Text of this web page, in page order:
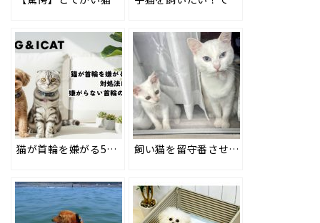
猫が首輪を嫌がる5つの理由と対処法は？嫌がらない首輪の選び方も解説 飼い猫を留守番させられる期間は？旅行の際に準備すべき8つの工夫も #171